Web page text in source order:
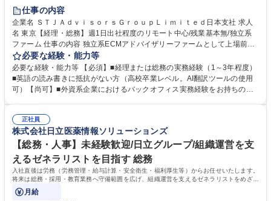
仕事の内容
企業名 ＳＴＪＡｄｖｉｓｏｒｓＧｒｏｕｐＬｉｍｉｔｅｄ日本支社 求人
名 東京【経理・総務】週1日出社程度のリモート中心/残業基本無/独立系
ファーム 仕事の内容 独立系ECMアドバイザリーファームとして上場前後
の資本市場戦略を設計する当社にて経理・総務をお任せします。基礎的な
バックオフィス業務からスタートし組織を支える専任担当として広く活躍
できる環境です。 ■日常経理、月次および年次決算サポート業務 ■本国
（グローバル）との英文メール対応（AI翻訳ツール等を使用しての対応で
業務をお任せします。残業も基本的には発生せず、ご自身のペースで業務
を進めやすく定着率の高い環境です。 募集職種 東京【経理・総務】週1日
出社程度のリモート中心/残業基本無/独立系ファーム
必要な経験・能力等
必要な経験・能力等 【必須】■経理または総務の実務経験（1～3年程度）
■英語の読み書きに抵抗がない方（高校卒業レベル。AI翻訳ツールの使用
可）【尚可】■外資系企業におけるバックオフィス実務経験をお持ちの方
【働き方について】現在は週4日程度の在宅勤務を実施しており、ワーク
ライフバランスを重視する方に最適な環境です（フルリモートも面接で相
談可）。【求める人物像】幅広いバックオフィス業務に柔軟に対応でき、
社内外と円滑にコミュニケーションを取りながら業務を推進できる方 学
歴・資格 学歴：大学院 大学 高専 短大 専修学校 高校 語学力： 資格：
正社員
株式会社日立医薬情報ソリューションズ
【総務・人事】未経験歓迎/日立グループ/組織運営を支
えるゼネラリストを目指す 総務
入社直後は労務（労務管理・給与計算・安全衛生・福利厚生等）からお任せいたします。
将来は総務・採用・教育業務へ守備範囲を広げ、組織運営を支えるゼネラリストをめざせ
ます。
月給